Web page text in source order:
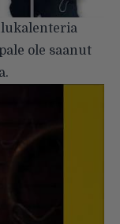
ole saanut